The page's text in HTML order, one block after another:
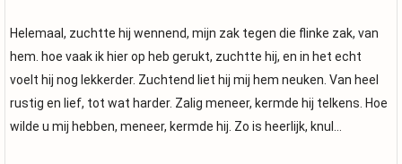
Helemaal, zuchtte hij wennend, mijn zak tegen die flinke zak, van
hem. hoe vaak ik hier op heb gerukt, zuchtte hij, en in het echt
voelt hij nog lekkerder. Zuchtend liet hij mij hem neuken. Van heel
rustig en lief, tot wat harder. Zalig meneer, kermde hij telkens. Hoe
wilde u mij hebben, meneer, kermde hij. Zo is heerlijk, knul…